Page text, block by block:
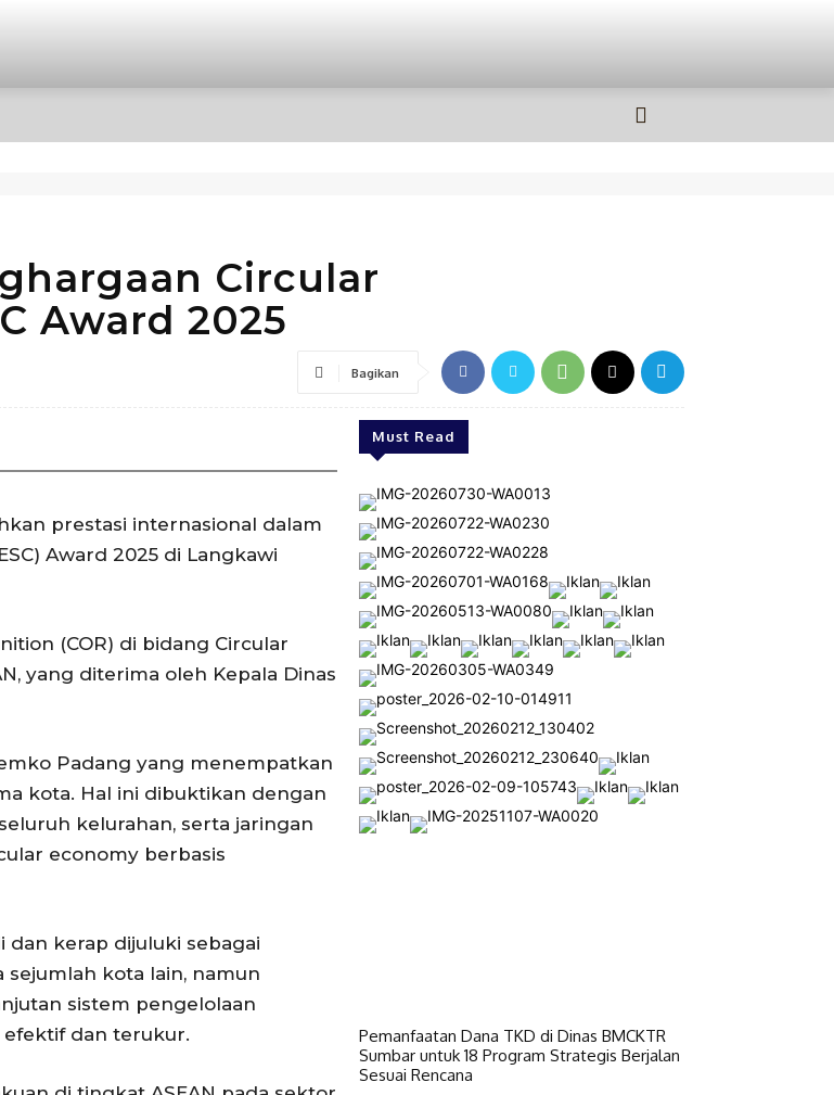
Circular
Award 2025
Bagikan
prestasi internasional dalam
Award 2025 di Langkawi
(COR) di bidang Circular
yang diterima oleh Kepala Dinas
Padang yang menempatkan
kota. Hal ini dibuktikan dengan
kelurahan, serta jaringan
economy berbasis
kerap dijuluki sebagai
sejumlah kota lain, namun
sistem pengelolaan
efektif dan terukur.
Must Read
Pemanfaatan Dana TKD di Dinas BMCKTR
Sumbar untuk 18 Program Strategis Berjalan
Sesuai Rencana